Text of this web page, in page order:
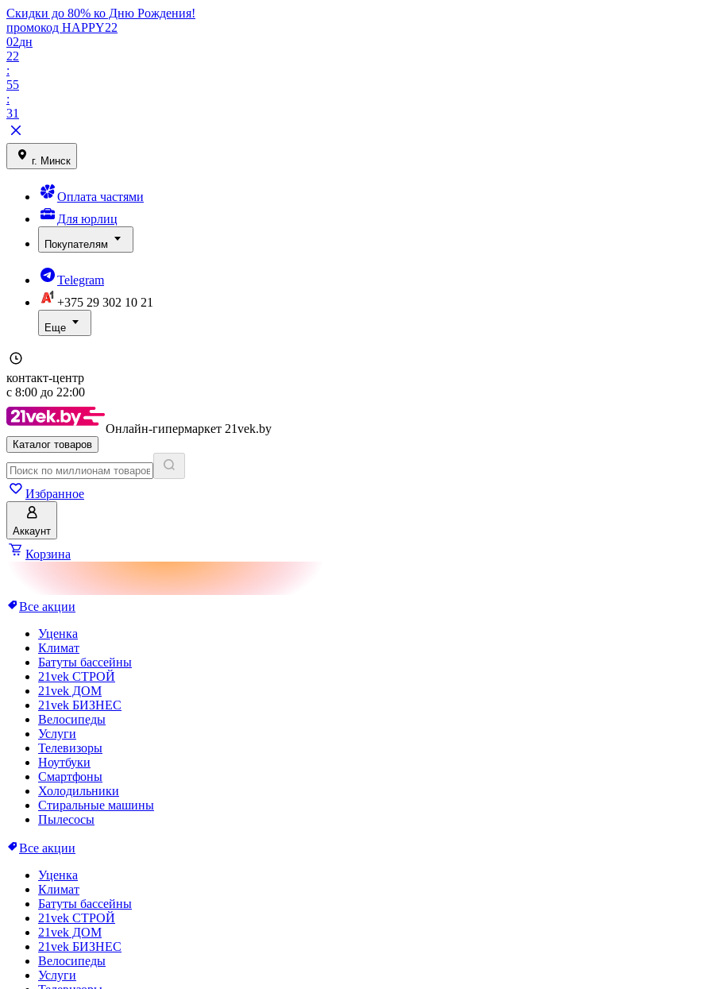
Скидки до 80% ко Дню Рождения!
промокод HAPPY22
02дн
22
:
55
:
31
г. Минск
Оплата частями
Для юрлиц
Покупателям
Telegram
+375 29 302 10 21
Еще
контакт-центр
с 8:00 до 22:00
Онлайн-гипермаркет 21vek.by
Каталог товаров
Избранное
Аккаунт
Корзина
Все акции
Уценка
Климат
Батуты бассейны
21vek СТРОЙ
21vek ДОМ
21vek БИЗНЕС
Велосипеды
Услуги
Телевизоры
Ноутбуки
Смартфоны
Холодильники
Стиральные машины
Пылесосы
Все акции
Уценка
Климат
Батуты бассейны
21vek СТРОЙ
21vek ДОМ
21vek БИЗНЕС
Велосипеды
Услуги